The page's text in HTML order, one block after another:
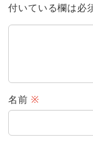
付いている欄は必
名前 ※